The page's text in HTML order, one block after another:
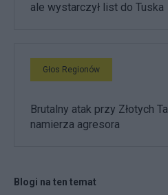
ale wystarczył list do Tuska
Głos Regionów
Brutalny atak przy Złotych
namierza agresora
Blogi na ten temat